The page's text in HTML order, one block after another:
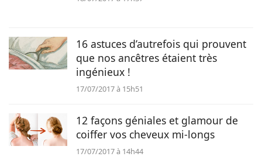
16 astuces d’autrefois qui prouvent
que nos ancêtres étaient très
ingénieux !
17/07/2017 à 15h51
12 façons géniales et glamour de
coiffer vos cheveux mi-longs
17/07/2017 à 14h44